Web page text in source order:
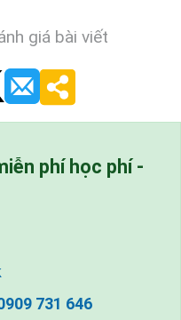
giá bài viết
phí học phí -
731 646